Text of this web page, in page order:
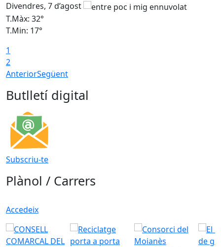
Divendres, 7 d’agost
T.Màx: 32°
T.Min: 17°
1
2
AnteriorSegüent
Butlletí digital
Subscriu-te
Plànol / Carrers
Accedeix